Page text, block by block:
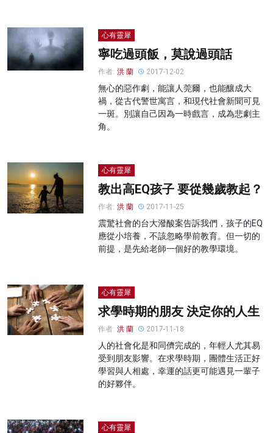
心有靈犀
寧吃過頭飯，莫說過頭話
作者: 洪 蘭 2017-12-02
無心的惡作劇，能讓人莞爾，也能釀成大
禍，從古代警世寓言，和現代社會新聞可見
一斑。別讓自己因為一時戲言，成為悲劇主
角。
心有靈犀
教出高EQ孩子 要從幾歲教起？
作者: 洪 蘭 2017-11-25
震驚社會的台大潑酸案告訴我們，孩子的EQ
應從小培養，不該忽略學前教育。但一切的
前提，是先給老師一個好的教學環境。
心有靈犀
求學時期的朋友 決定你的人生
作者: 洪 蘭 2017-11-18
人的社會化是和同儕完成的，年輕人尤其易
受到朋友影響。在求學時期，團體生活正好
學習與人相處，幸運的話更可能遇見一輩子
的好夥伴。
心有靈犀